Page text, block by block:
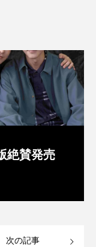
絶賛発売
次の記事